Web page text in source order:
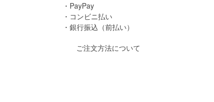
・PayPay
・コンビニ払い
・銀行振込（前払い）
ご注文方法について